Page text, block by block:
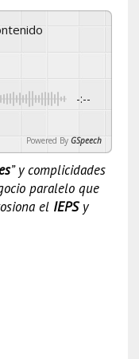
-:--
Powered By GSpeech
” y complicidades
paralelo que
el IEPSy